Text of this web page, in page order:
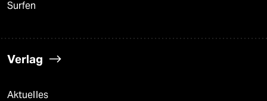
Surfen
Verlag
Aktuelles